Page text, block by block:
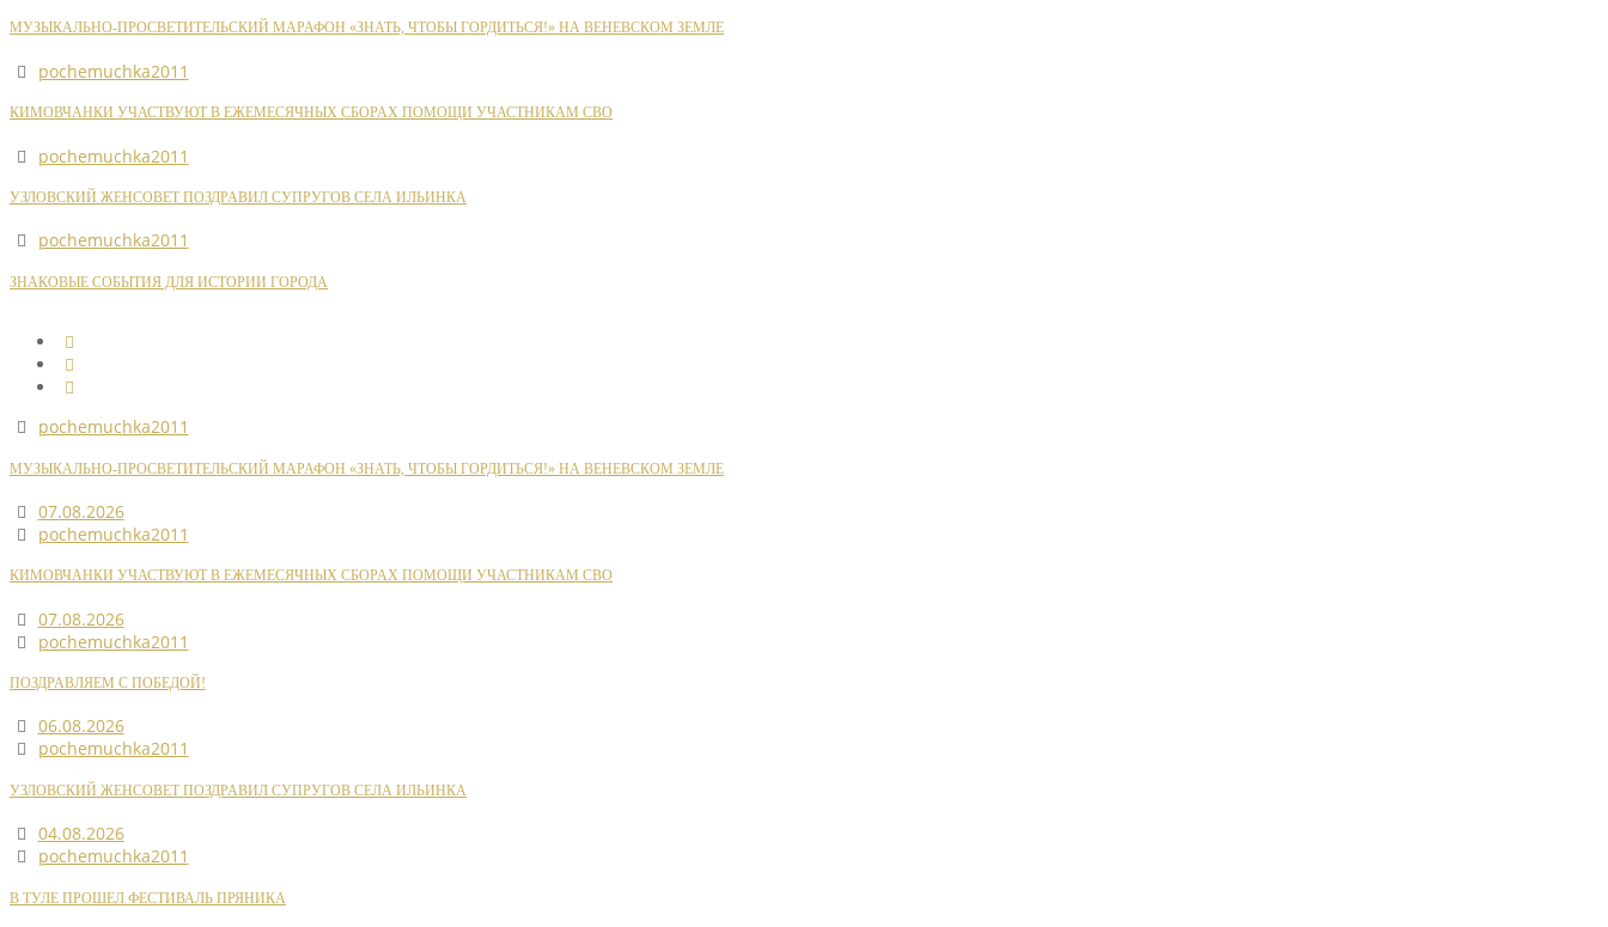
МУЗЫКАЛЬНО-ПРОСВЕТИТЕЛЬСКИЙ МАРАФОН «ЗНАТЬ, ЧТОБЫ ГОРДИТЬСЯ!» НА ВЕНЕВСКОМ ЗЕМЛЕ
pochemuchka2011
КИМОВЧАНКИ УЧАСТВУЮТ В ЕЖЕМЕСЯЧНЫХ СБОРАХ ПОМОЩИ УЧАСТНИКАМ СВО
pochemuchka2011
УЗЛОВСКИЙ ЖЕНСОВЕТ ПОЗДРАВИЛ СУПРУГОВ СЕЛА ИЛЬИНКА
pochemuchka2011
ЗНАКОВЫЕ СОБЫТИЯ ДЛЯ ИСТОРИИ ГОРОДА
pochemuchka2011
МУЗЫКАЛЬНО-ПРОСВЕТИТЕЛЬСКИЙ МАРАФОН «ЗНАТЬ, ЧТОБЫ ГОРДИТЬСЯ!» НА ВЕНЕВСКОМ ЗЕМЛЕ
07.08.2026
pochemuchka2011
КИМОВЧАНКИ УЧАСТВУЮТ В ЕЖЕМЕСЯЧНЫХ СБОРАХ ПОМОЩИ УЧАСТНИКАМ СВО
07.08.2026
pochemuchka2011
ПОЗДРАВЛЯЕМ С ПОБЕДОЙ!
06.08.2026
pochemuchka2011
УЗЛОВСКИЙ ЖЕНСОВЕТ ПОЗДРАВИЛ СУПРУГОВ СЕЛА ИЛЬИНКА
04.08.2026
pochemuchka2011
В ТУЛЕ ПРОШЕЛ ФЕСТИВАЛЬ ПРЯНИКА